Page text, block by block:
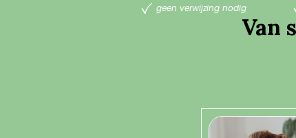
geen verwijzing nodig
Van